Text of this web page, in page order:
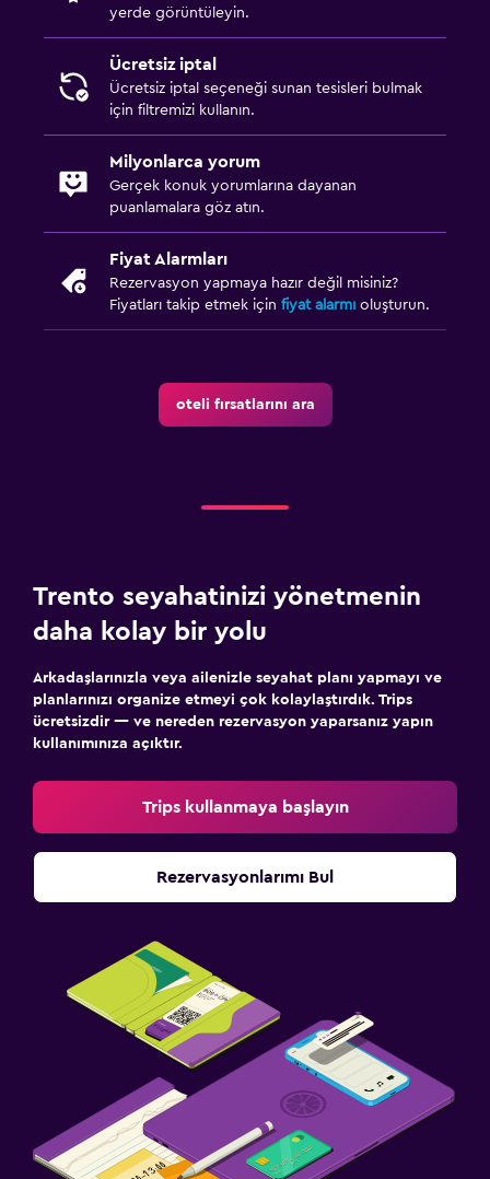
yerde görüntüleyin.
Ücretsiz iptal
Ücretsiz iptal seçeneği sunan tesisleri bulmak
için filtremizi kullanın.
Milyonlarca yorum
Gerçek konuk yorumlarına dayanan
puanlamalara göz atın.
Fiyat Alarmları
Rezervasyon yapmaya hazır değil misiniz?
Fiyatları takip etmek için fiyat alarmı oluşturun.
oteli fırsatlarını ara
Trento seyahatinizi yönetmenin
daha kolay bir yolu
Arkadaşlarınızla veya ailenizle seyahat planı yapmayı ve
planlarınızı organize etmeyi çok kolaylaştırdık. Trips
ücretsizdir — ve nereden rezervasyon yaparsanız yapın
kullanımınıza açıktır.
Trips kullanmaya başlayın
Rezervasyonlarımı Bul